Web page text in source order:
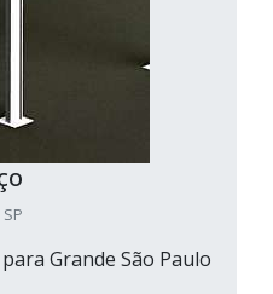
Grande São Paulo